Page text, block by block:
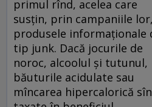
primul rînd, acelea care
susţin, prin campaniile lor,
produsele informaţionale
tip junk. Dacă jocurile de
noroc, alcoolul şi tutunul,
băuturile acidulate sau
mîncarea hipercalorică